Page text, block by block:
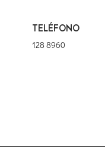
TELÉFONO
128 8960